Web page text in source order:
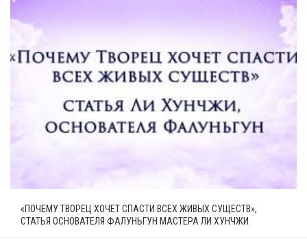
«ПОЧЕМУ ТВОРЕЦ ХОЧЕТ СПАСТИ ВСЕХ ЖИВЫХ СУЩЕСТВ»,
СТАТЬЯ ОСНОВАТЕЛЯ ФАЛУНЬГУН МАСТЕРА ЛИ ХУНЧЖИ